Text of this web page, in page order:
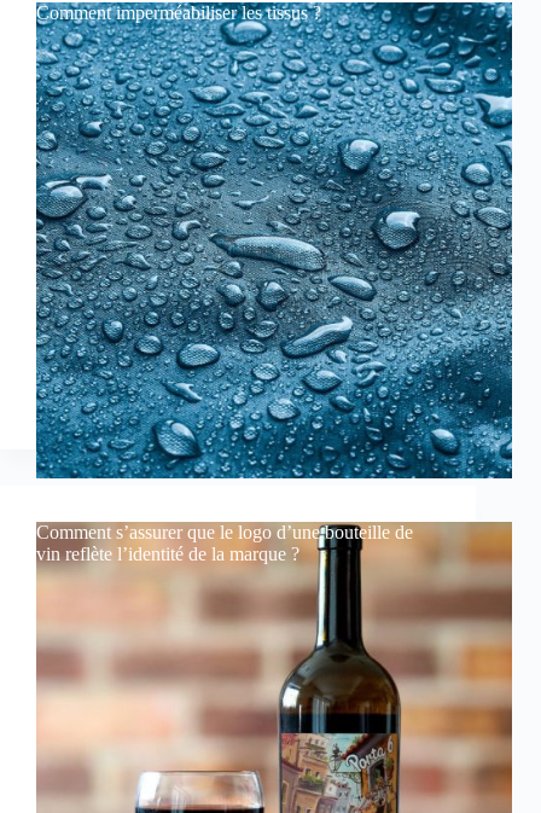
Comment imperméabiliser les tissus ?
Comment s’assurer que le logo d’une bouteille de
vin reflète l’identité de la marque ?